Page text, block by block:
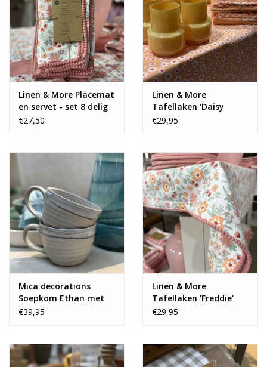
Linen & More Placemat
en servet - set 8 delig
€27,50
Linen & More
Tafellaken 'Daisy
Flowers' - oranje
€29,95
Mica decorations
Soepkom Ethan met
oor - set van 4
€39,95
Linen & More
Tafellaken 'Freddie'
€29,95